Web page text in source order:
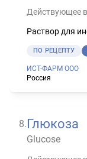
Действующее
Раствор для
ПО РЕЦЕПТУ
ИСТ-ФАРМ ООО
Россия
8.Глюкоза
Glucose